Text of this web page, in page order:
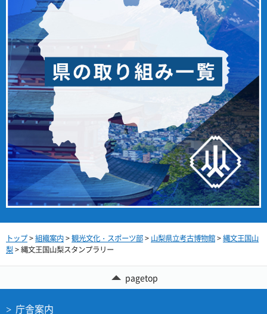
トップ>組織案内>観光文化・スポーツ部> 山梨県立考古博物館>縄文王国山
梨> 縄文王国山梨スタンプラリー
pagetop
庁舎案内